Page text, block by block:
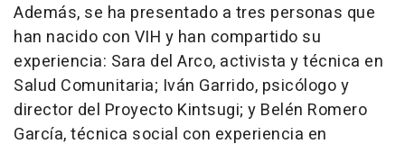
Además, se ha presentado a tres personas que
han nacido con VIH y han compartido su
experiencia: Sara del Arco, activista y técnica en
Salud Comunitaria; Iván Garrido, psicólogo y
director del Proyecto Kintsugi; y Belén Romero
García, técnica social con experiencia en